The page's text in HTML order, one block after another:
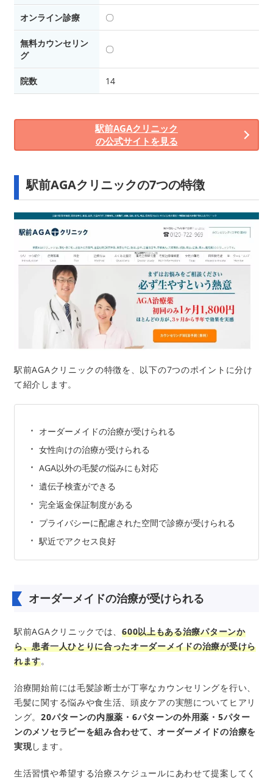
オンライン診療 〇
無料カウンセリン
グ
〇
院数 14
駅前AGAクリニック
の公式サイトを見る
駅前AGAクリニックの7つの特徴
駅前AGAクリニックの特徴を、以下の7つのポイントに分け
て紹介します。
オーダーメイドの治療が受けられる
女性向けの治療が受けられる
AGA以外の毛髪の悩みにも対応
遺伝子検査ができる
完全返金保証制度がある
プライバシーに配慮された空間で診療が受けられる
駅近でアクセス良好
オーダーメイドの治療が受けられる
駅前AGAクリニックでは、600以上もある治療パターンか
ら、患者一人ひとりに合ったオーダーメイドの治療が受けら
れます。
治療開始前には毛髪診断士が丁寧なカウンセリングを行い、
毛髪に関する悩みや食生活、頭皮ケアの実態についてヒアリ
ング。20パターンの内服薬・6パターンの外用薬・5パター
ンのメソセラピーを組み合わせて、オーダーメイドの治療を
実現します。
生活習慣や希望する治療スケジュールにあわせて提案してく